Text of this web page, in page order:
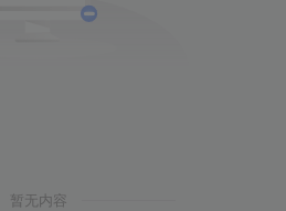
暂无内容